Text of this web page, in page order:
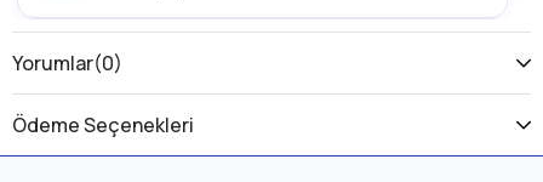
1 Yıl Garanti
Üretici Garantili
Yorumlar(0)
Ödeme Seçenekleri